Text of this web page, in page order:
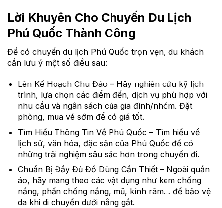
Lời Khuyên Cho Chuyến Du Lịch
Phú Quốc Thành Công
Để có chuyến du lịch Phú Quốc trọn vẹn, du khách
cần lưu ý một số điều sau:
Lên Kế Hoạch Chu Đáo – Hãy nghiên cứu kỹ lịch
trình, lựa chọn các điểm đến, dịch vụ phù hợp với
nhu cầu và ngân sách của gia đình/nhóm. Đặt
phòng, mua vé sớm để có giá tốt.
Tìm Hiểu Thông Tin Về Phú Quốc – Tìm hiểu về
lịch sử, văn hóa, đặc sản của Phú Quốc để có
những trải nghiệm sâu sắc hơn trong chuyến đi.
Chuẩn Bị Đầy Đủ Đồ Dùng Cần Thiết – Ngoài quần
áo, hãy mang theo các vật dụng như kem chống
nắng, phấn chống nắng, mũ, kính râm… để bảo vệ
da khi di chuyển dưới nắng gắt.